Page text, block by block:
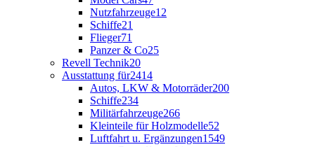
Nutzfahrzeuge12
Schiffe21
Flieger71
Panzer & Co25
Revell Technik20
Ausstattung für2414
Autos, LKW & Motorräder200
Schiffe234
Militärfahrzeuge266
Kleinteile für Holzmodelle52
Luftfahrt u. Ergänzungen1549